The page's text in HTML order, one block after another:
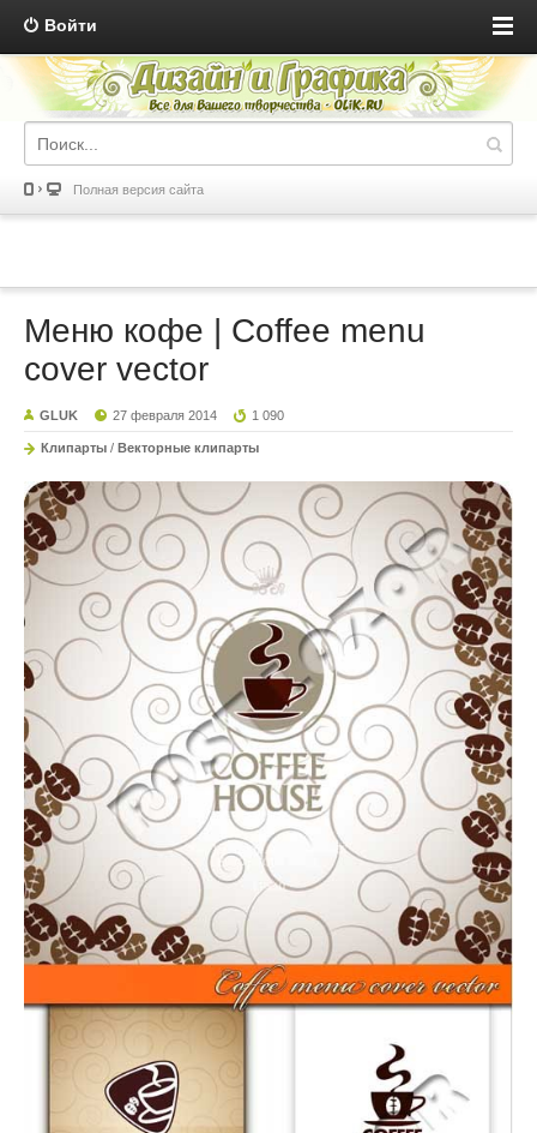
Войти
Полная версия сайта
Меню кофе | Coffee menu
cover vector
GLUK 27 февраля 2014 1 090
Клипарты / Векторные клипарты